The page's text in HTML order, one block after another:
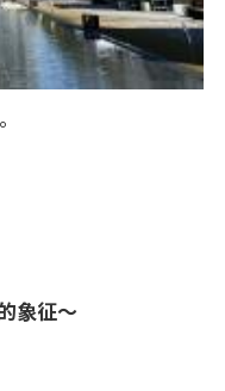
象征～